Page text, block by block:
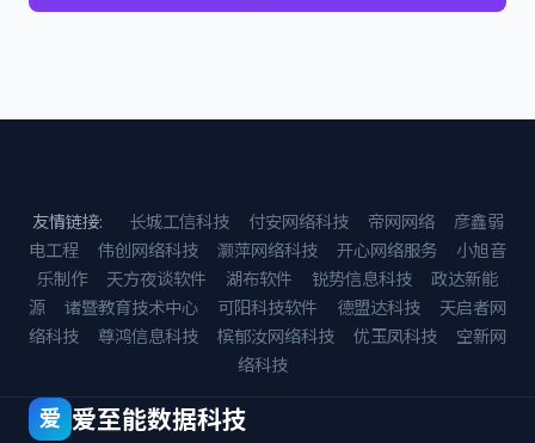
友情链接: 长城工信科技 付安网络科技 帝网网络
彦鑫弱
电工程
伟创网络科技 灏萍网络科技 开心网络服务
小旭音
乐制作
天方夜谈软件 湖布软件 锐势信息科技
政达新能
源
诸暨教育技术中心 可阳科技软件 德盟达科技
天启者网
络科技
尊鸿信息科技 槟郁汝网络科技 优玉凤科技
空新网
络科技
爱 爱至能数据科技